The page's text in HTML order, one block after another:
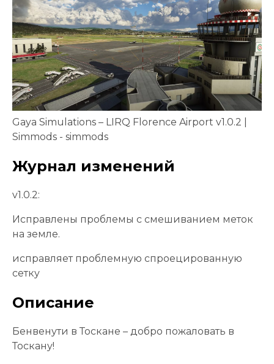
Gaya Simulations – LIRQ Florence Airport v1.0.2 |
Simmods - simmods
Журнал изменений
v1.0.2:
Исправлены проблемы с смешиванием меток
на земле.
исправляет проблемную спроецированную
сетку
Описание
Бенвенути в Тоскане – добро пожаловать в
Тоскану!